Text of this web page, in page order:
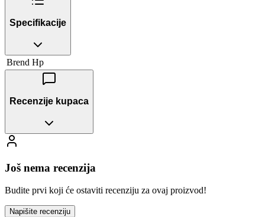
Specifikacije
Brend Hp
Recenzije kupaca
Još nema recenzija
Budite prvi koji će ostaviti recenziju za ovaj proizvod!
Napišite recenziju